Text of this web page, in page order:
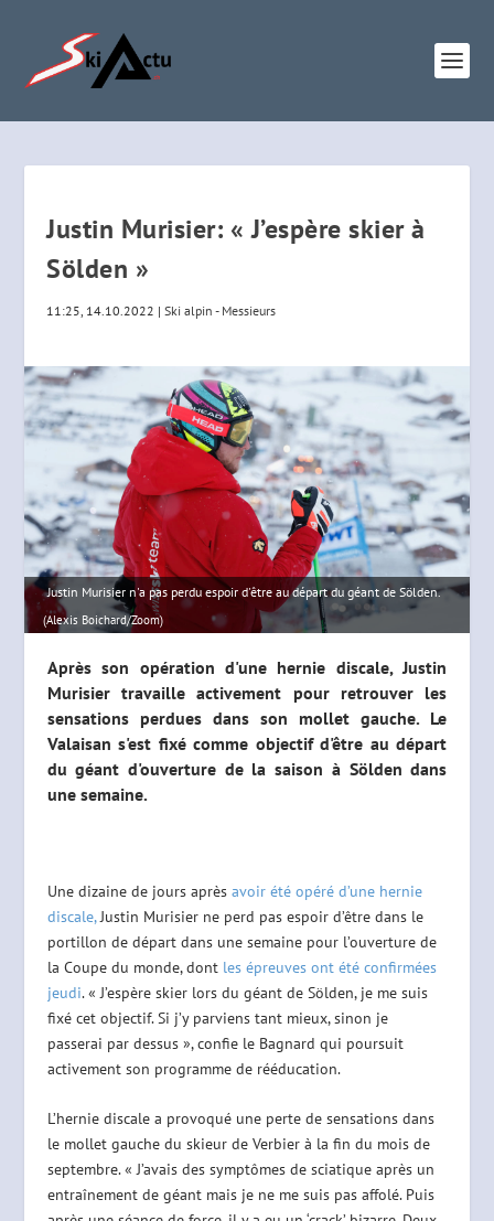
Justin Murisier: « J’espère skier à
Sölden »
11:25, 14.10.2022 |Ski alpin - Messieurs
Justin Murisier n'a pas perdu espoir d'être au départ du géant de Sölden.
(Alexis Boichard/Zoom)
Après son opération d'une hernie discale, Justin
Murisier travaille activement pour retrouver les
sensations perdues dans son mollet gauche. Le
Valaisan s'est fixé comme objectif d'être au départ
du géant d'ouverture de la saison à Sölden dans
une semaine.
Une dizaine de jours après avoir été opéré d’une hernie
discale,Justin Murisier ne perd pas espoir d’être dans le
portillon de départ dans une semaine pour l’ouverture de
la Coupe du monde, dont les épreuves ont été confirmées
jeudi. « J’espère skier lors du géant de Sölden, je me suis
fixé cet objectif. Si j’y parviens tant mieux, sinon je
passerai par dessus », confie le Bagnard qui poursuit
activement son programme de rééducation.
L’hernie discale a provoqué une perte de sensations dans
le mollet gauche du skieur de Verbier à la fin du mois de
septembre. « J’avais des symptômes de sciatique après un
entraînement de géant mais je ne me suis pas affolé. Puis